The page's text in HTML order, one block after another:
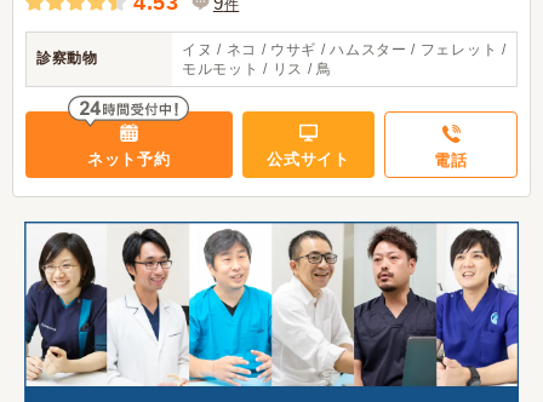
件
診察動物
イヌ / ネコ / ウサギ / ハムスター / フェレット /
モルモット / リス / 鳥
ネット予約 公式サイト 電話